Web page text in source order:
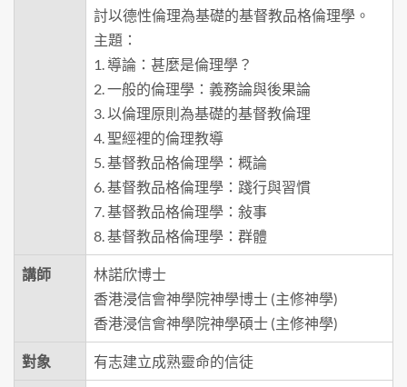
討以德性倫理為基礎的基督教品格倫理學。
主題：
1. 導論：甚麼是倫理學？
2. 一般的倫理學：義務論與後果論
3. 以倫理原則為基礎的基督教倫理
4. 聖經裡的倫理教導
5. 基督教品格倫理學：概論
6. 基督教品格倫理學：踐行與習慣
7. 基督教品格倫理學：敍事
8. 基督教品格倫理學：群體
講師
林諾欣博士
香港浸信會神學院神學博士 (主修神學)
香港浸信會神學院神學碩士 (主修神學)
對象 有志建立成熟靈命的信徒